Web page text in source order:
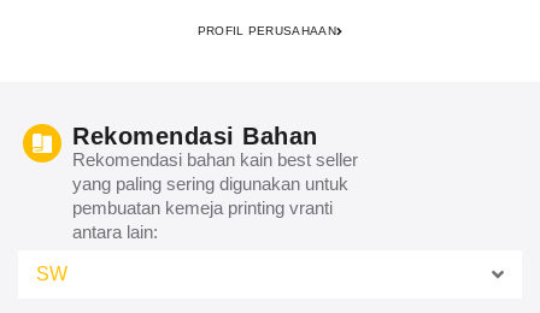
PROFIL PERUSAHAAN
Rekomendasi Bahan
Rekomendasi bahan kain best seller
yang paling sering digunakan untuk
pembuatan kemeja printing vranti
antara lain:
SW